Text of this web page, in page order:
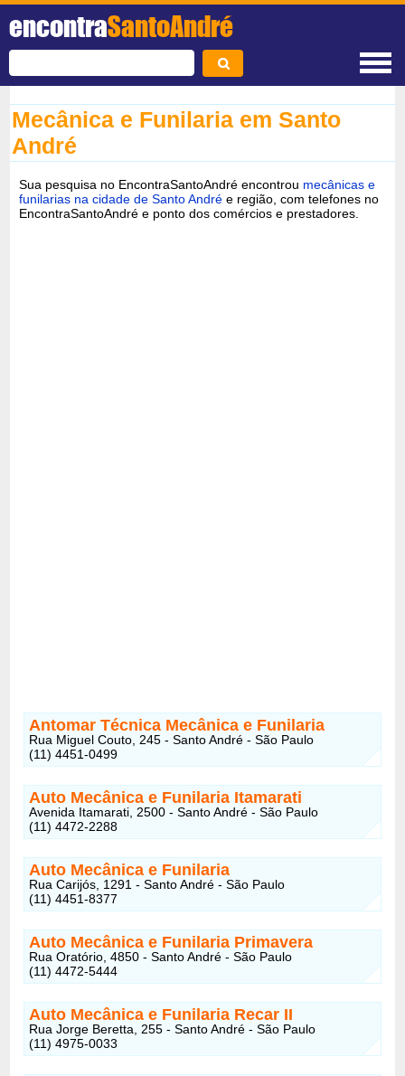
encontraSantoAndré
Mecânica e Funilaria em Santo
André
Sua pesquisa no EncontraSantoAndré encontrou mecânicas e
funilarias na cidade de Santo André e região, com telefones no
EncontraSantoAndré e ponto dos comércios e prestadores.
Antomar Técnica Mecânica e Funilaria
Rua Miguel Couto, 245 - Santo André - São Paulo
(11) 4451-0499
Auto Mecânica e Funilaria Itamarati
Avenida Itamarati, 2500 - Santo André - São Paulo
(11) 4472-2288
Auto Mecânica e Funilaria
Rua Carijós, 1291 - Santo André - São Paulo
(11) 4451-8377
Auto Mecânica e Funilaria Primavera
Rua Oratório, 4850 - Santo André - São Paulo
(11) 4472-5444
Auto Mecânica e Funilaria Recar II
Rua Jorge Beretta, 255 - Santo André - São Paulo
(11) 4975-0033